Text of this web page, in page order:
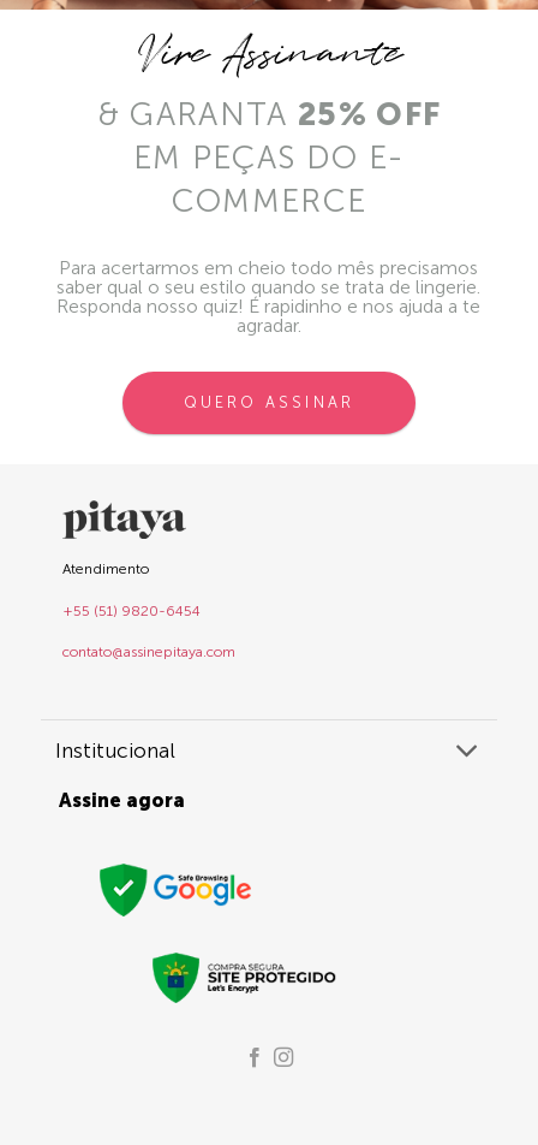
Vire Assinante
& GARANTA 25% OFF
EM PEÇAS DO E-
COMMERCE
Para acertarmos em cheio todo mês precisamos
saber qual o seu estilo quando se trata de lingerie.
Responda nosso quiz! É rapidinho e nos ajuda a te
agradar.
QUERO ASSINAR
Atendimento
+55 (51) 9820-6454
contato@assinepitaya.com
Institucional
Assine agora